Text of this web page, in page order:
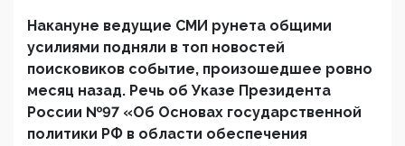
Накануне ведущие СМИ рунета общими
усилиями подняли в топ новостей
поисковиков событие, произошедшее ровно
месяц назад. Речь об Указе Президента
России №97 «Об Основах государственной
политики РФ в области обеспечения